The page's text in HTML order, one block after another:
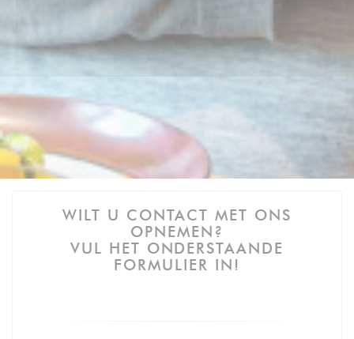
WILT U CONTACT MET ONS
OPNEMEN?
VUL HET ONDERSTAANDE
FORMULIER IN!